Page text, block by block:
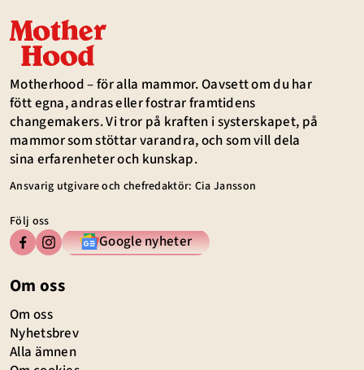
Motherhood – för alla mammor. Oavsett om du har
fött egna, andras eller fostrar framtidens
changemakers. Vi tror på kraften i systerskapet, på
mammor som stöttar varandra, och som vill dela
sina erfarenheter och kunskap.
Ansvarig utgivare och chefredaktör: Cia Jansson
Följ oss
Google nyheter
Om oss
Om oss
Nyhetsbrev
Alla ämnen